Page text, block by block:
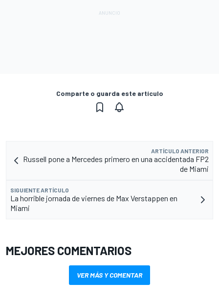
Comparte o guarda este artículo
ARTÍCULO ANTERIOR
Russell pone a Mercedes primero en una accidentada FP2
de Miami
SIGUIENTE ARTÍCULO
La horrible jornada de viernes de Max Verstappen en
Miami
MEJORES COMENTARIOS
VER MÁS Y COMENTAR